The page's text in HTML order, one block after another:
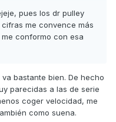
pues los dr pulley
me convence más
conformo con esa
bastante bien. De hecho
parecidas a las de serie
coger velocidad, me
como suena.